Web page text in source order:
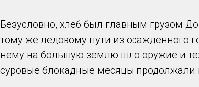
Безусловно, хлеб был главным грузом
тому же ледовому пути из осаждённого
нему на большую землю шло оружие и
суровые блокадные месяцы продолжали